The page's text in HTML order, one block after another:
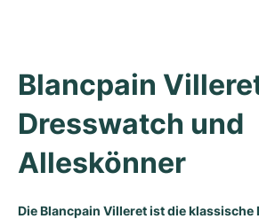
Blancpain
Dresswatch und
Alleskönner
Die Blancpain Villeret ist die klassische